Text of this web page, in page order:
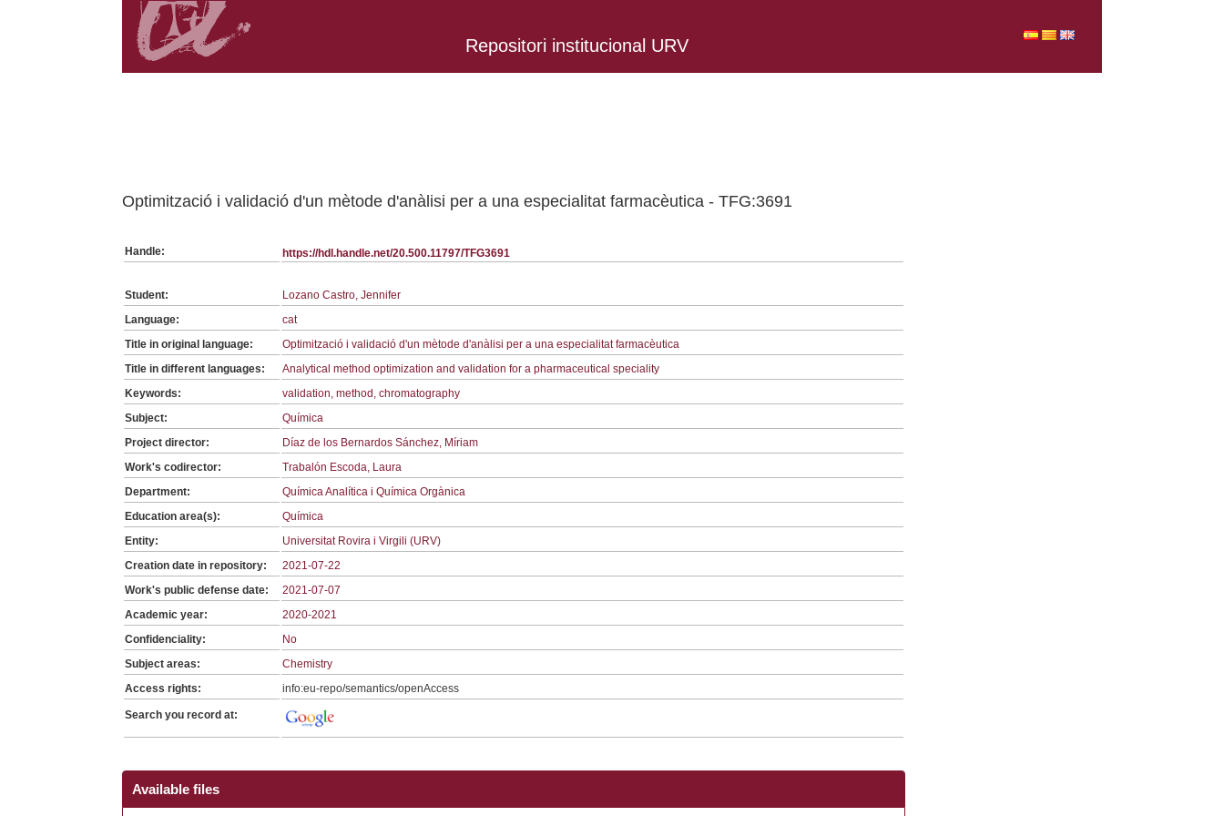
Repositori institucional URV
Optimització i validació d'un mètode d'anàlisi per a una especialitat farmacèutica - TFG:3691
Handle: https://hdl.handle.net/20.500.11797/TFG3691
Student:
Lozano Castro, Jennifer
Language:
cat
Title in original language:
Optimització i validació d'un mètode d'anàlisi per a una especialitat farmacèutica
Title in different languages:
Analytical method optimization and validation for a pharmaceutical speciality
Keywords:
validation, method, chromatography
Subject:
Química
Project director:
Díaz de los Bernardos Sánchez, Míriam
Work's codirector:
Trabalón Escoda, Laura
Department:
Química Analítica i Química Orgànica
Education area(s):
Química
Entity:
Universitat Rovira i Virgili (URV)
Creation date in repository:
2021-07-22
Work's public defense date:
2021-07-07
Academic year:
2020-2021
Confidenciality:
No
Subject areas:
Chemistry
Access rights:
info:eu-repo/semantics/openAccess
Search you record at:
Available files